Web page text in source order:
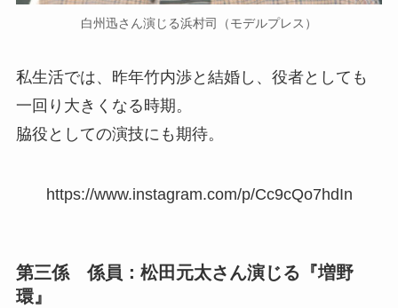
白州迅さん演じる浜村司（モデルプレス）
私生活では、昨年竹内渉と結婚し、役者としても
一回り大きくなる時期。
脇役としての演技にも期待。
https://www.instagram.com/p/Cc9cQo7hdIn
第三係 係員：松田元太さん演じる『増野
環』